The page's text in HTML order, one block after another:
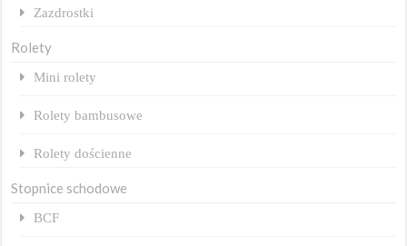
Zazdrostki
Rolety
Mini rolety
Rolety bambusowe
Rolety dościenne
Stopnice schodowe
BCF